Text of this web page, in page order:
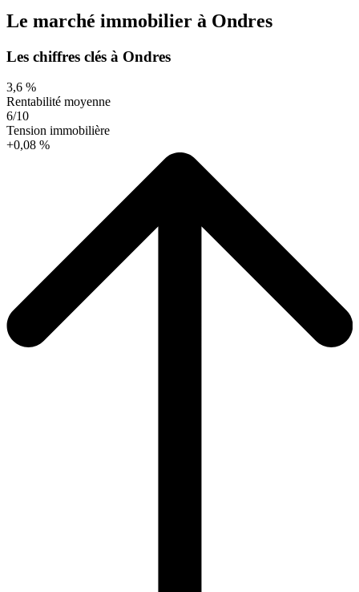
Le marché immobilier à Ondres
Les chiffres clés à Ondres
3,6 %
Rentabilité moyenne
6/10
Tension immobilière
+0,08 %